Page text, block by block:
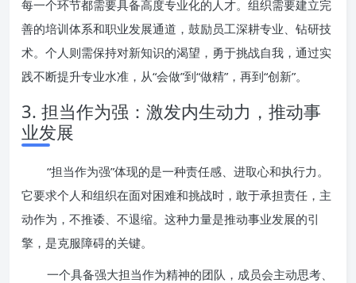
每一个环节都需要具备高度专业化的人才。组织需要建立完
善的培训体系和职业发展通道，鼓励员工深耕专业、钻研技
术。个人则需保持对新知识的渴望，勇于挑战自我，通过实
践不断提升专业水准，从“会做”到“做精”，再到“创新”。
3. 担当作为强：激发内生动力，推动事
业发展
“担当作为强”体现的是一种责任感、进取心和执行力。
它要求个人和组织在面对困难和挑战时，敢于承担责任，主
动作为，不推诿、不退缩。这种力量是推动事业发展的引
擎，是克服障碍的关键。
一个具备强大担当作为精神的团队，成员会主动思考、